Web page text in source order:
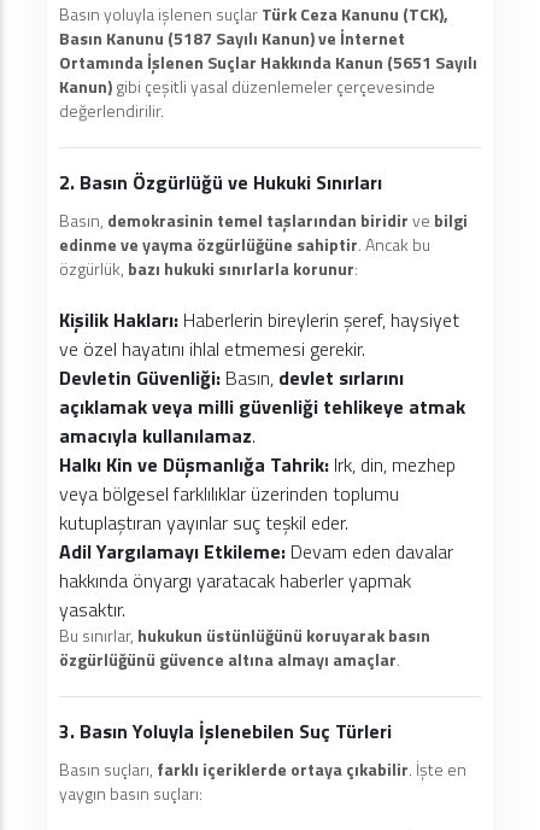
Basın yoluyla işlenen suçlarTürk Ceza Kanunu (TCK),
Basın Kanunu (5187 Sayılı Kanun) ve İnternet
Ortamında İşlenen Suçlar Hakkında Kanun (5651 Sayılı
Kanun)gibi çeşitli yasal düzenlemeler çerçevesinde
değerlendirilir.
2. Basın Özgürlüğü ve Hukuki Sınırları
Basın, demokrasinin temel taşlarından biridirve bilgi
edinme ve yayma özgürlüğüne sahiptir. Ancak bu
özgürlük, bazı hukuki sınırlarla korunur:
Kişilik Hakları: Haberlerin bireylerin şeref, haysiyet
ve özel hayatını ihlal etmemesi gerekir.
Devletin Güvenliği: Basın, devlet sırlarını
açıklamak veya milli güvenliği tehlikeye atmak
amacıyla kullanılamaz.
Halkı Kin ve Düşmanlığa Tahrik: Irk, din, mezhep
veya bölgesel farklılıklar üzerinden toplumu
kutuplaştıran yayınlar suç teşkil eder.
Adil Yargılamayı Etkileme: Devam eden davalar
hakkında önyargı yaratacak haberler yapmak
yasaktır.
Bu sınırlar, hukukun üstünlüğünü koruyarak basın
özgürlüğünü güvence altına almayı amaçlar.
3. Basın Yoluyla İşlenebilen Suç Türleri
Basın suçları, farklı içeriklerde ortaya çıkabilir. İşte en
yaygın basın suçları: